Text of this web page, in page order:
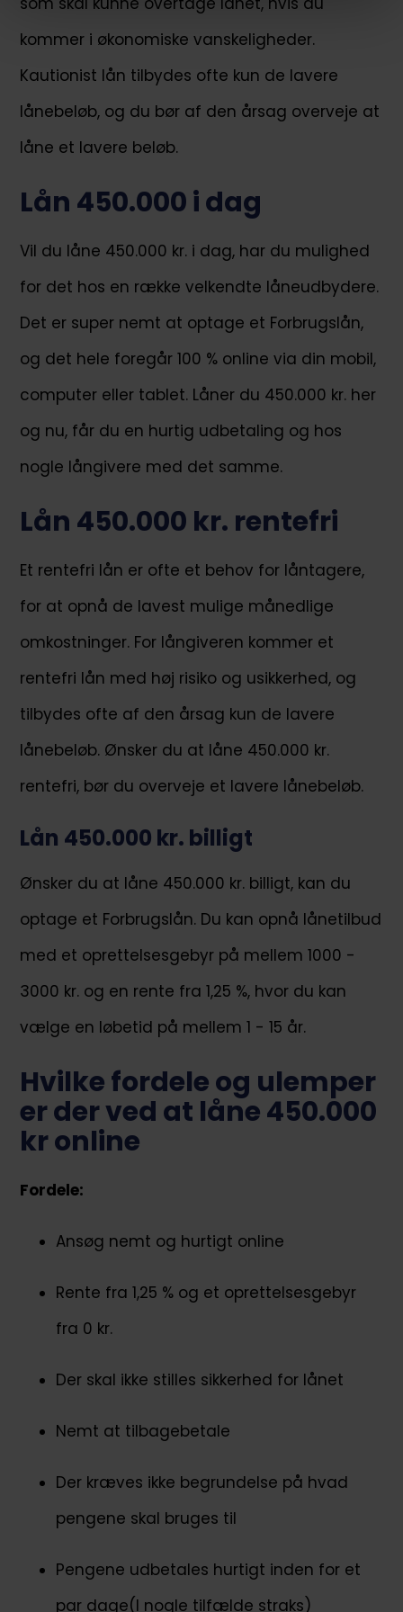
kommer i økonomiske vanskeligheder.
Kautionist lån tilbydes ofte kun de lavere
lånebeløb, og du bør af den årsag overveje at
låne et lavere beløb.
Lån 450.000 i dag
Vil du låne 450.000 kr. i dag, har du mulighed
for det hos en række velkendte låneudbydere.
Det er super nemt at optage et Forbrugslån,
og det hele foregår 100 % online via din mobil,
computer eller tablet. Låner du 450.000 kr. her
og nu, får du en hurtig udbetaling og hos
nogle långivere med det samme.
Lån 450.000 kr. rentefri
Et rentefri lån er ofte et behov for låntagere,
for at opnå de lavest mulige månedlige
omkostninger. For långiveren kommer et
rentefri lån med høj risiko og usikkerhed, og
tilbydes ofte af den årsag kun de lavere
lånebeløb. Ønsker du at låne 450.000 kr.
rentefri, bør du overveje et lavere lånebeløb.
Lån 450.000 kr. billigt
Ønsker du at låne 450.000 kr. billigt, kan du
optage et Forbrugslån. Du kan opnå lånetilbud
med et oprettelsesgebyr på mellem 1000 -
3000 kr. og en rente fra 1,25 %, hvor du kan
vælge en løbetid på mellem 1 - 15 år.
Hvilke fordele og ulemper
er der ved at låne 450.000
kr online
Fordele:
Ansøg nemt og hurtigt online
Rente fra 1,25 % og et oprettelsesgebyr
fra 0 kr.
Der skal ikke stilles sikkerhed for lånet
Nemt at tilbagebetale
Der kræves ikke begrundelse på hvad
pengene skal bruges til
Pengene udbetales hurtigt inden for et
par dage(I nogle tilfælde straks)